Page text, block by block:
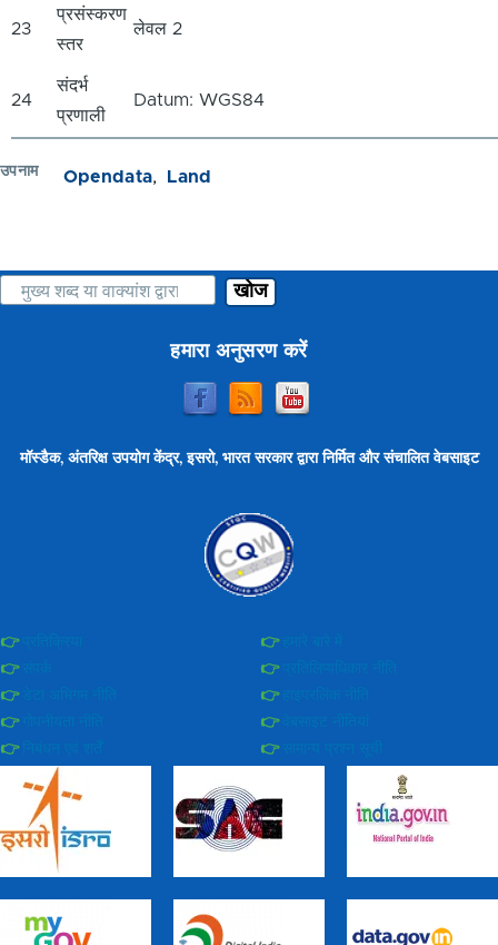
23
प्रसंस्करण
स्तर
लेवल 2
24
संदर्भ
प्रणाली
Datum: WGS84
उपनाम Opendata Land
खोज
हमारा अनुसरण करें
मॉस्डैक, अंतरिक्ष उपयोग केंद्र, इसरो, भारत सरकार द्वारा निर्मित और संचालित वेबसाइट